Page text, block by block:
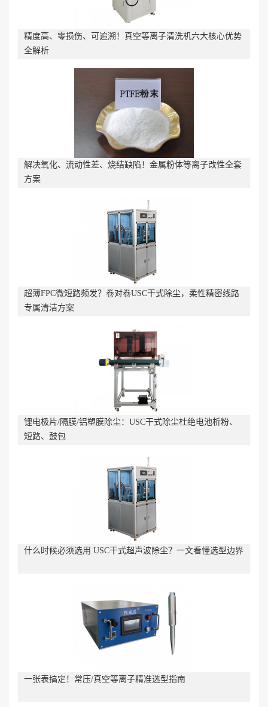
精度高、零损伤、可追溯！真空等离子清洗机六大核心优势
全解析
解决氧化、流动性差、烧结缺陷！金属粉体等离子改性全套
方案
超薄FPC微短路频发？卷对卷USC干式除尘，柔性精密线路
专属清洁方案
锂电极片/隔膜/铝塑膜除尘：USC干式除尘杜绝电池析粉、
短路、鼓包
什么时候必须选用 USC干式超声波除尘？一文看懂选型边界
一张表搞定！常压/真空等离子精准选型指南